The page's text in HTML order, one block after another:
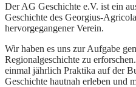
Der AG Geschichte e.V. ist ein
Geschichte des Georgius-
hervorgegangener Verein.
Wir haben es uns zur Aufgabe
Regionalgeschichte zu
einmal jährlich Praktika auf der
Geschichte hautnah erleben und